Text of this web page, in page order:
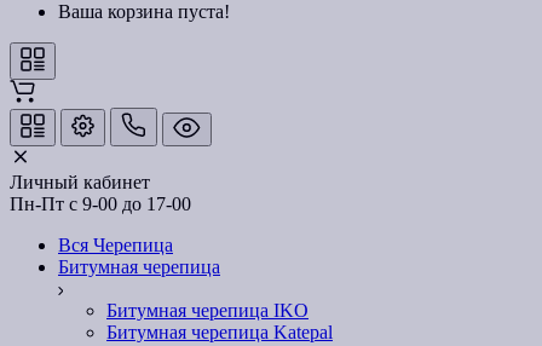
Ваша корзина пуста!
Личный кабинет
Пн-Пт с 9-00 до 17-00
Вся Черепица
Битумная черепица
Битумная черепица IKO
Битумная черепица Katepal